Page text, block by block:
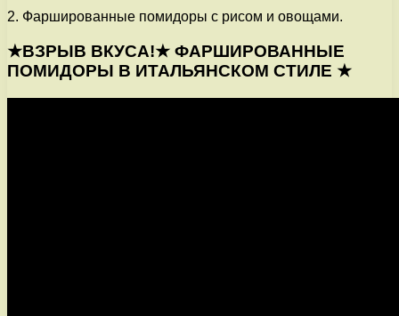
2. Фаршированные помидоры с рисом и овощами.
★ВЗРЫВ ВКУСА!★ ФАРШИРОВАННЫЕ
ПОМИДОРЫ В ИТАЛЬЯНСКОМ СТИЛЕ ★